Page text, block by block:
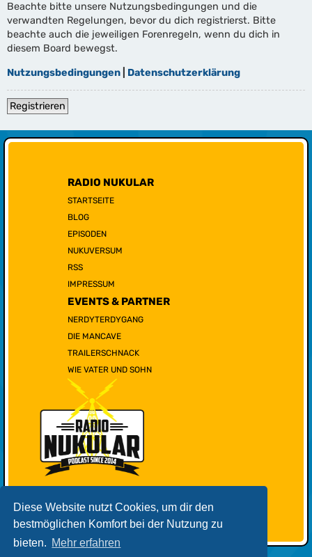
Diese Website nutzt Cookies, um dir den
bestmöglichen Komfort bei der Nutzung zu
bieten. Mehr erfahren
Beachte bitte unsere Nutzungsbedingungen und die
verwandten Regelungen, bevor du dich registrierst. Bitte
beachte auch die jeweiligen Forenregeln, wenn du dich in
diesem Board bewegst.
Nutzungsbedingungen Datenschutzerklärung
Registrieren
RADIO NUKULAR
STARTSEITE
BLOG
EPISODEN
NUKUVERSUM
RSS
IMPRESSUM
EVENTS & PARTNER
NERDYTERDYGANG
DIE MANCAVE
TRAILERSCHNACK
WIE VATER UND SOHN